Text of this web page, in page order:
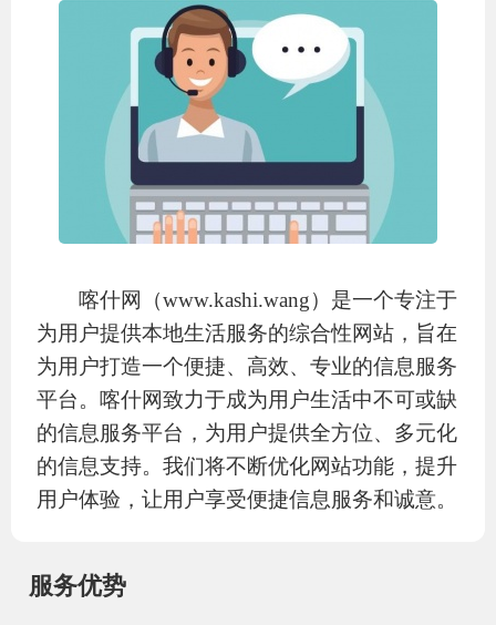
喀什网（www.kashi.wang）是一个专注于
为用户提供本地生活服务的综合性网站，旨在
为用户打造一个便捷、高效、专业的信息服务
平台。喀什网致力于成为用户生活中不可或缺
的信息服务平台，为用户提供全方位、多元化
的信息支持。我们将不断优化网站功能，提升
用户体验，让用户享受便捷信息服务和诚意。
服务优势